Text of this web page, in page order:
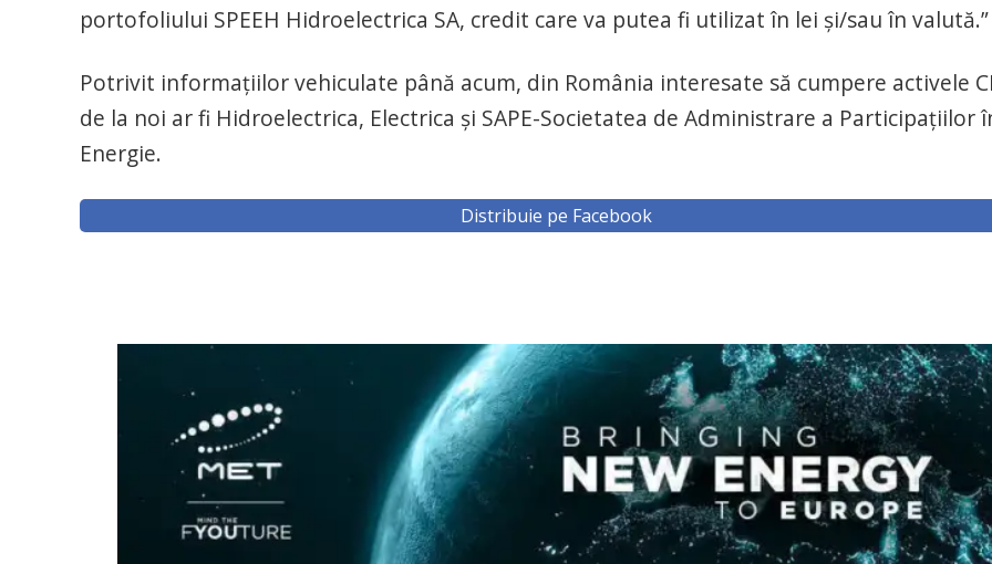
portofoliului SPEEH Hidroelectrica SA, credit care va putea fi utilizat în lei şi/sau în valută.”
Potrivit informaţiilor vehiculate până acum, din România interesate să cumpere activele
de la noi ar fi Hidroelectrica, Electrica şi SAPE-Societatea de Administrare a Participaţiilor
Energie.
Distribuie pe Facebook